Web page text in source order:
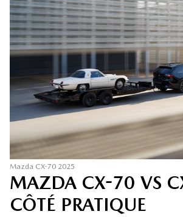
Mazda CX-70 2025
MAZDA CX-70 VS
CÔTÉ PRATIQUE